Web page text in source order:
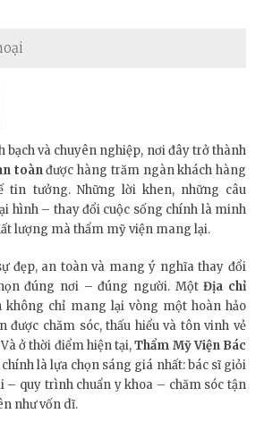
bạch và chuyên nghiệp, nơi đây trở thành
toànđược hàng trăm ngàn khách hàng
tin tưởng. Những lời khen, những câu
hình – thay đổi cuộc sống chính là minh
lượng mà thẩm mỹ viện mang lại.
đẹp, an toàn và mang ý nghĩa thay đổi
đúng nơi – đúng người. MộtĐịa chỉ
không chỉ mang lại vòng một hoàn hảo
được chăm sóc, thấu hiểu và tôn vinh vẻ
ở thời điểm hiện tại,Thẩm Mỹ Viện Bác
chính là lựa chọn sáng giá nhất: bác sĩ giỏi
– quy trình chuẩn y khoa – chăm sóc tận
như vốn dĩ.